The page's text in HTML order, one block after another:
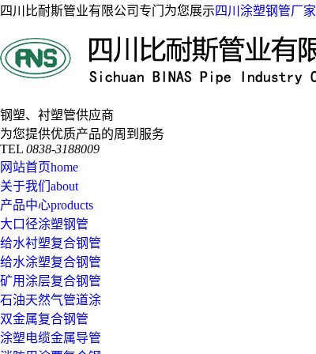
四川比耐斯管业有限公司专门为您展示四川涂塑钢管厂家
钢塑、衬塑管供应商
为您提供优质产品的周到服务
TEL 0838-3188009
网站首页home
关于我们 about
产品中心products
大口径涂塑钢管
给水衬塑复合钢管
给水涂塑复合钢管
矿用涂层复合钢管
石油天然气管道涂
双金属复合钢管
涂塑电缆金属导管